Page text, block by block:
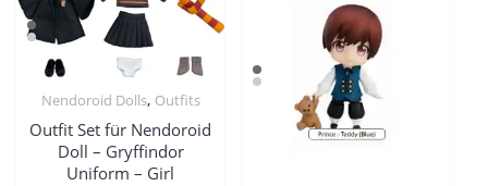
Nendoroid Dolls, Outfits
Outfit Set für Nendoroid
Doll – Gryffindor
Uniform – Girl